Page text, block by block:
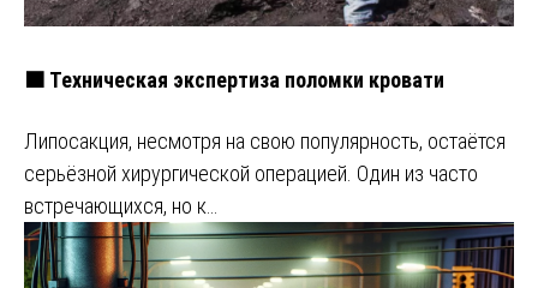
🟧 Техническая экспертиза поломки кровати
Липосакция, несмотря на свою популярность, остаётся
серьёзной хирургической операцией. Один из часто
встречающихся, но к…